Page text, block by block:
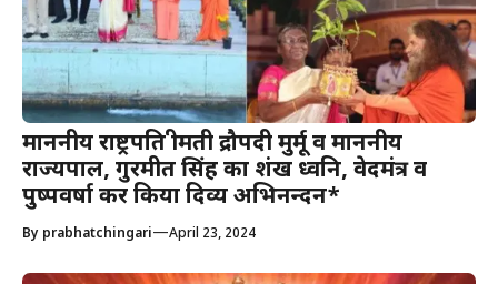
माननीय राष्ट्रपति श्रीमती द्रौपदी मुर्मू व माननीय
राज्यपाल, गुरमीत सिंह का शंख ध्वनि, वेदमंत्र व
पुष्पवर्षा कर किया दिव्य अभिनन्दन*
By prabhatchingari—April 23, 2024